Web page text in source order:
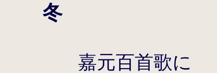
冬
嘉元百首歌に